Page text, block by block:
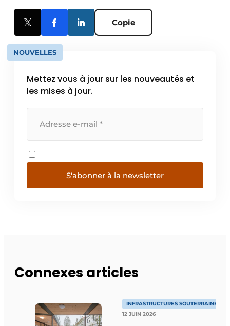
Copie
NOUVELLES
Mettez vous à jour sur les nouveautés et
les mises à jour.
S'abonner à la newsletter
Connexes articles
INFRASTRUCTURES SOUTERRAINES
12 JUIN 2026